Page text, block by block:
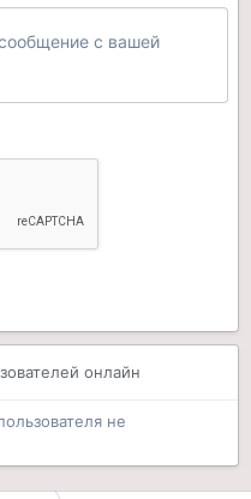
с вашей
онлайн
не